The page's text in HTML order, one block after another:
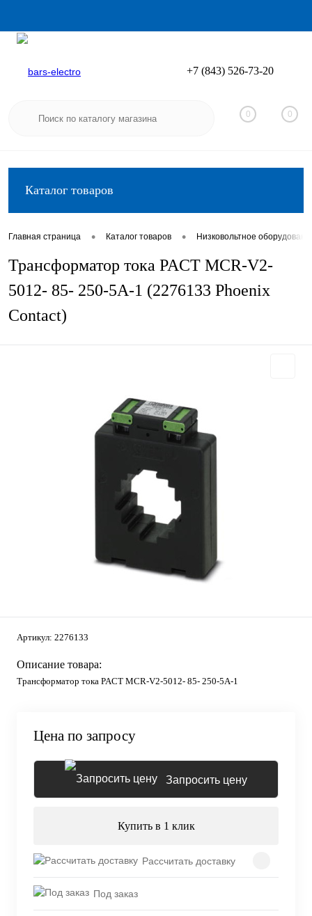
Вход
+7 (843) 526-73-20
0 0
Каталог товаров
Главная страница • Каталог товаров • Низковольтное
Трансформатор тока PACT MCR-V2-
5012- 85- 250-5A-1 (2276133 Phoenix
Contact)
Артикул: 2276133
Описание товара:
Трансформатор тока PACT MCR-V2-5012- 85- 250-5A-1
Цена по запросу
Запросить цену
Купить в 1 клик
Рассчитать доставку
Под заказ